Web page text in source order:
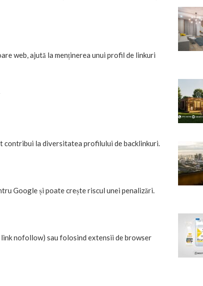
web, ajută la menținerea unui profil de linkuri
contribui la diversitatea profilului de backlinkuri.
Google și poate crește riscul unei penalizări.
link nofollow) sau folosind extensii de browser